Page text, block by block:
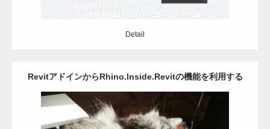
Detail
RevitアドインからRhino.Inside.Revitの機能を利用する